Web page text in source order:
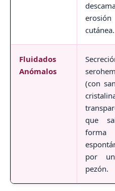
erosión
cutánea.
Fluidados
Anómalos
(con
que
forma
por
pezón.